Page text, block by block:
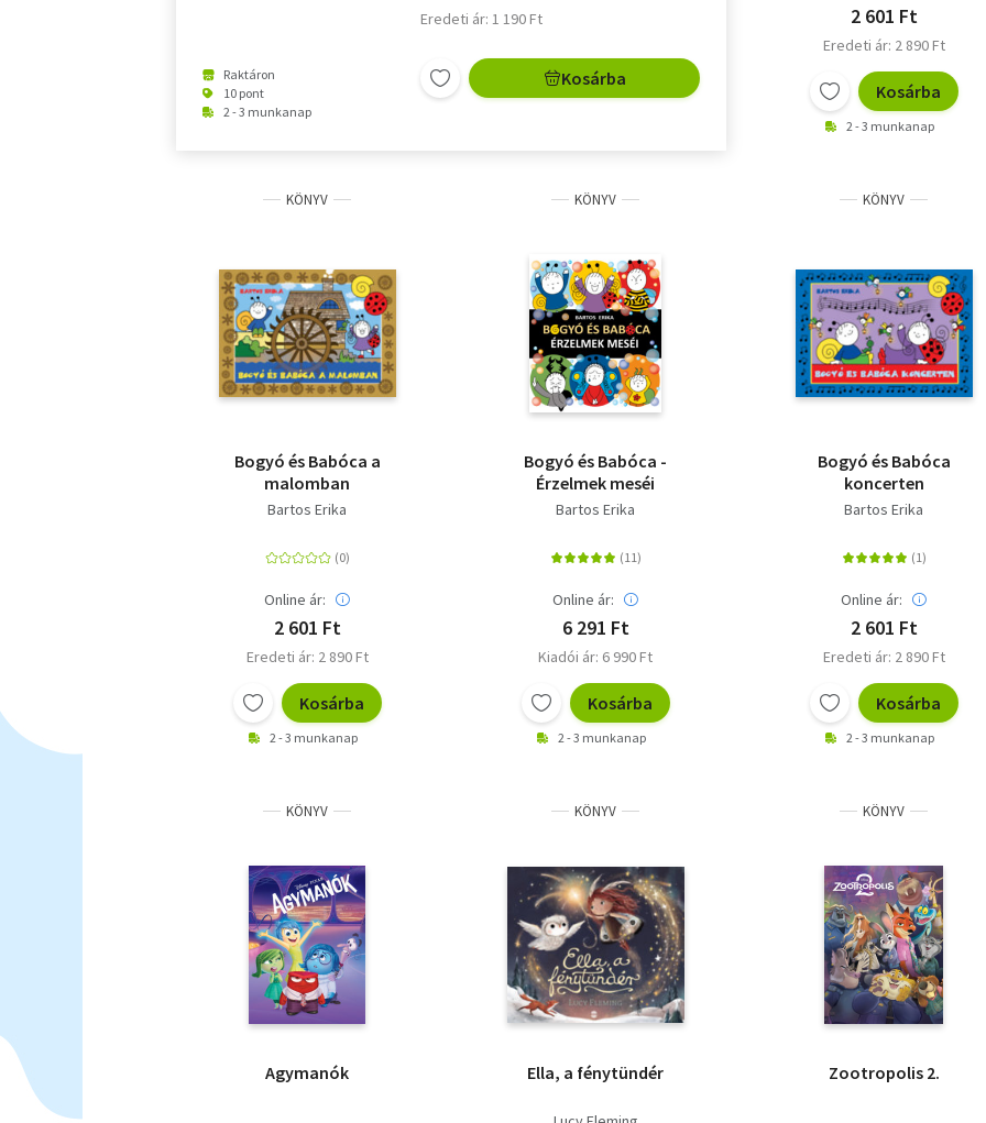
Raktáron
10 pont
2 - 3 munkanap
Eredeti ár: 1 190 Ft
Kosárba
2 601 Ft
Eredeti ár: 2 890 Ft
Kosárba
2 - 3 munkanap
KÖNYV
Bogyó és Babóca a
malomban
Bartos Erika
Online ár:
2 601 Ft
Eredeti ár: 2 890 Ft
Kosárba
2 - 3 munkanap
KÖNYV
Bogyó és Babóca -
Érzelmek meséi
Bartos Erika
Online ár:
6 291 Ft
Kiadói ár: 6 990 Ft
Kosárba
2 - 3 munkanap
KÖNYV
Bogyó és Babóca
koncerten
Bartos Erika
Online ár:
2 601 Ft
Eredeti ár: 2 890 Ft
Kosárba
2 - 3 munkanap
KÖNYV
Agymanók
KÖNYV
Ella, a fénytündér
KÖNYV
Zootropolis 2.